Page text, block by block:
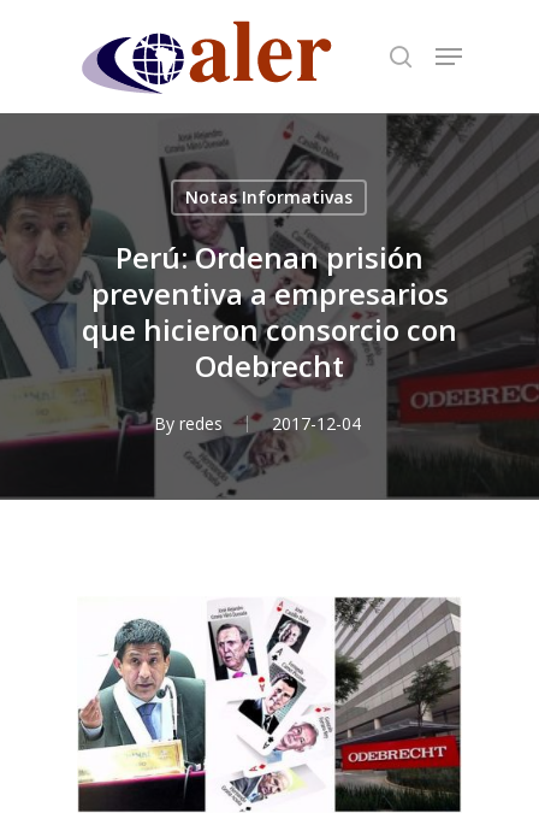
content
Notas Informativas
Perú: Ordenan prisión
preventiva a empresarios
que hicieron consorcio con
Odebrecht
By redes 2017-12-04